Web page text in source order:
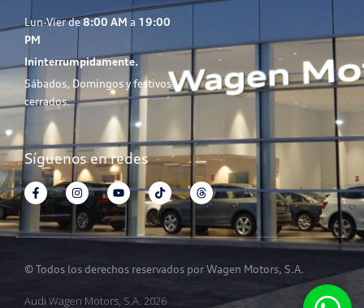
Lun-Vier de8:00 AM a 19:00
PM
Ininterrumpidamente.
Sábados, Domingos y festivos
cerrados.
Síguenos en redes
© Todos los derechos reservados por Wagen Motors, S.A.
Audi Wagen Motors, S.A. 2026